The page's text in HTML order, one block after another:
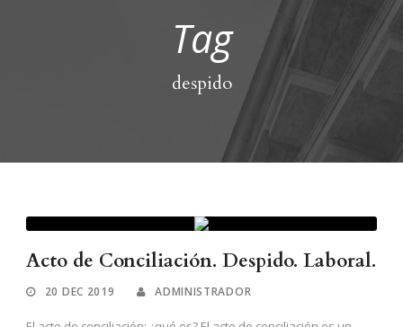
Tag
despido
Acto de Conciliación. Despido. Laboral.
20 DEC 2019 ADMINISTRADOR